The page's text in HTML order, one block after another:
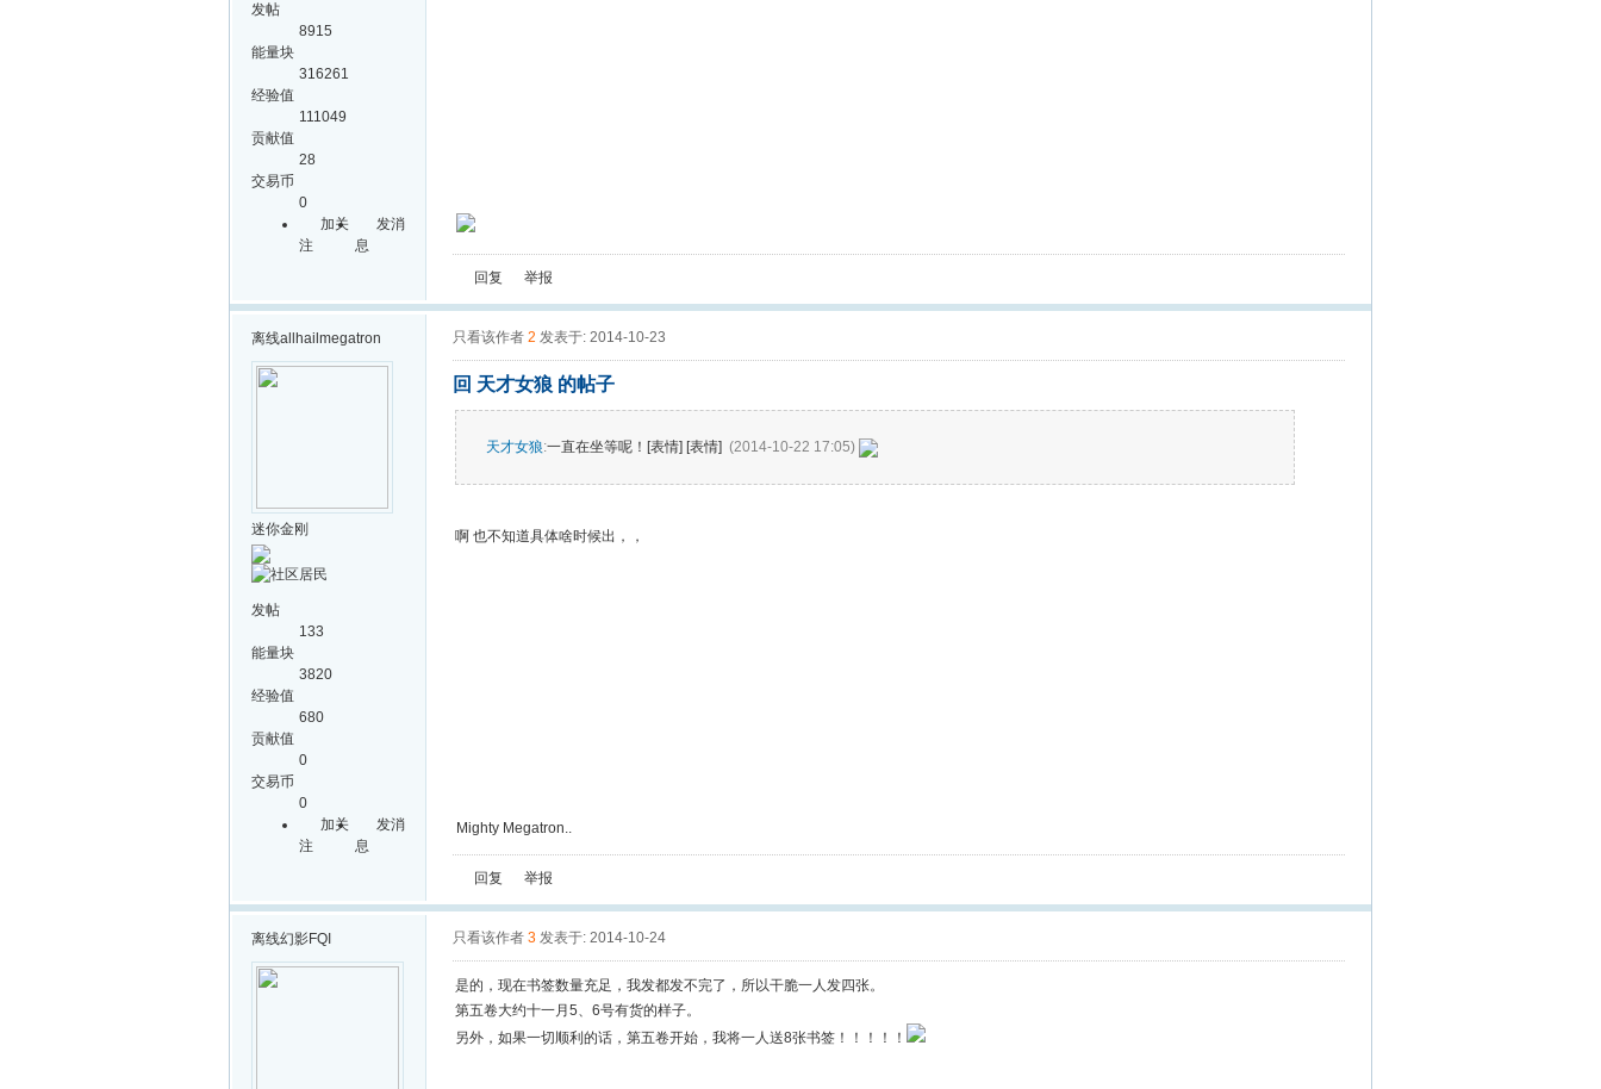
发帖
8915
能量块
316261
经验值
111049
贡献值
28
交易币
0
加关
注
发消
息
回复 举报
离线allhailmegatron
迷你金刚
发帖
133
能量块
3820
经验值
680
贡献值
0
交易币
0
加关
注
发消
息
只看该作者 2 发表于: 2014-10-23
回 天才女狼 的帖子
天才女狼:一直在坐等呢！[表情] [表情] (2014-10-22 17:05)
啊 也不知道具体啥时候出，，
Mighty Megatron..
回复 举报
离线幻影FQI 只看该作者 3 发表于: 2014-10-24
是的，现在书签数量充足，我发都发不完了，所以干脆一人发四张。
第五卷大约十一月5、6号有货的样子。
另外，如果一切顺利的话，第五卷开始，我将一人送8张书签！！！！！